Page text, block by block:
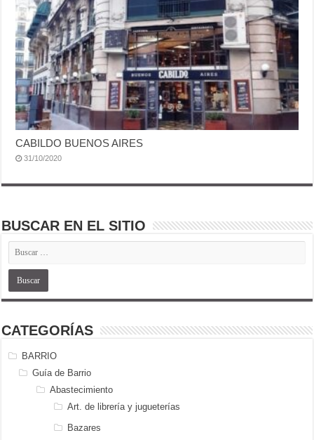
CABILDO BUENOS AIRES
31/10/2020
BUSCAR EN EL SITIO
CATEGORÍAS
BARRIO
Guía de Barrio
Abastecimiento
Art. de librería y jugueterías
Bazares